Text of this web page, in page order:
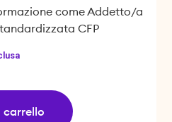
come Addetto/a
CFP
carrello